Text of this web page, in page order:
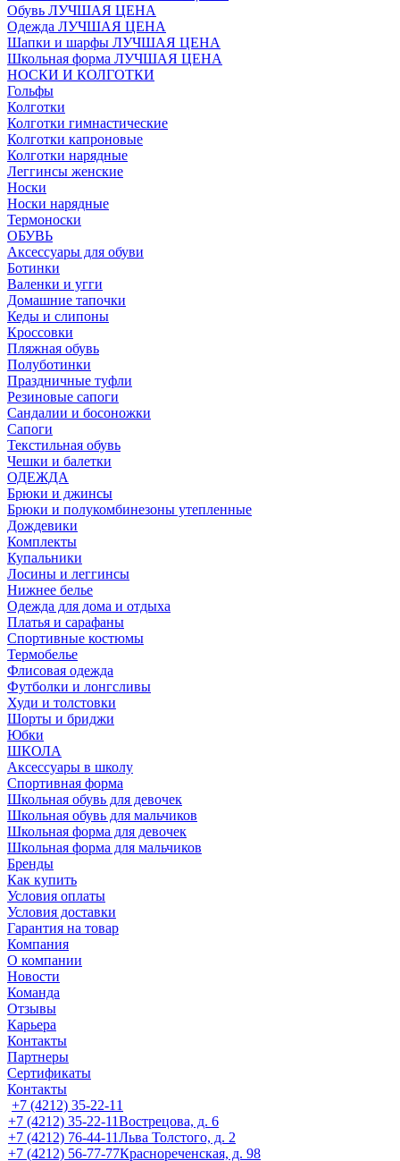
Обувь ЛУЧШАЯ ЦЕНА
Одежда ЛУЧШАЯ ЦЕНА
Шапки и шарфы ЛУЧШАЯ ЦЕНА
Школьная форма ЛУЧШАЯ ЦЕНА
НОСКИ И КОЛГОТКИ
Гольфы
Колготки
Колготки гимнастические
Колготки капроновые
Колготки нарядные
Леггинсы женские
Носки
Носки нарядные
Термоноски
ОБУВЬ
Аксессуары для обуви
Ботинки
Валенки и угги
Домашние тапочки
Кеды и слипоны
Кроссовки
Пляжная обувь
Полуботинки
Праздничные туфли
Резиновые сапоги
Сандалии и босоножки
Сапоги
Текстильная обувь
Чешки и балетки
ОДЕЖДА
Брюки и джинсы
Брюки и полукомбинезоны утепленные
Дождевики
Комплекты
Купальники
Лосины и леггинсы
Нижнее белье
Одежда для дома и отдыха
Платья и сарафаны
Спортивные костюмы
Термобелье
Флисовая одежда
Футболки и лонгсливы
Худи и толстовки
Шорты и бриджи
Юбки
ШКОЛА
Аксессуары в школу
Спортивная форма
Школьная обувь для девочек
Школьная обувь для мальчиков
Школьная форма для девочек
Школьная форма для мальчиков
Бренды
Как купить
Условия оплаты
Условия доставки
Гарантия на товар
Компания
О компании
Новости
Команда
Отзывы
Карьера
Контакты
Партнеры
Сертификаты
Контакты
+7 (4212) 35-22-11
+7 (4212) 35-22-11Вострецова, д. 6
+7 (4212) 76-44-11Льва Толстого, д. 2
+7 (4212) 56-77-77Краснореченская, д. 98